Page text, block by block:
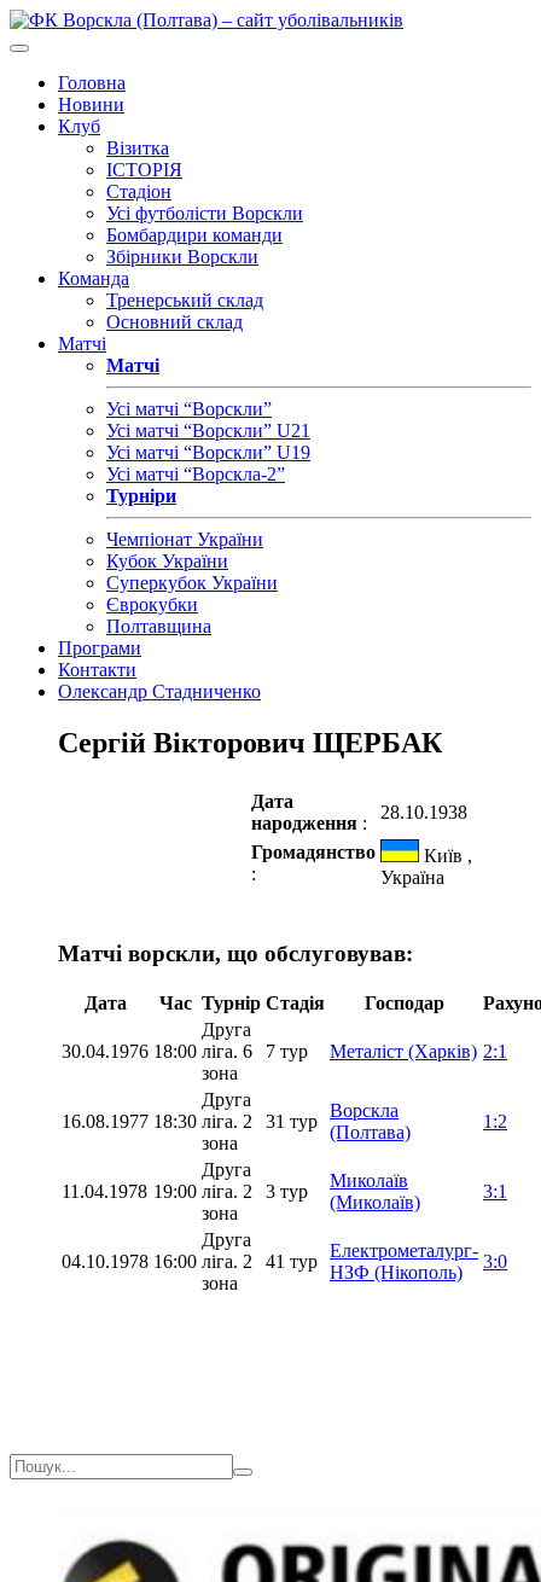
Головна
Новини
Клуб
Візитка
ІСТОРІЯ
Стадіон
Усі футболісти Ворскли
Бомбардири команди
Збірники Ворскли
Команда
Тренерський склад
Основний склад
Матчі
Матчі
Усі матчі “Ворскли”
Усі матчі “Ворскли” U21
Усі матчі “Ворскли” U19
Усі матчі “Ворскла-2”
Турніри
Чемпіонат України
Кубок України
Суперкубок України
Єврокубки
Полтавщина
Програми
Контакти
Олександр Стадниченко
Сергій Вікторович ЩЕРБАК
Дата
народження :
28.10.1938
Громадянство
:
Київ ,
Україна
Матчі ворскли, що обслуговував:
Дата Час Турнір Стадія Господар
30.04.1976 18:00
Друга
ліга. 6
зона
7 тур Металіст (Харків) 2:1
16.08.1977 18:30
Друга
ліга. 2
зона
31 тур
Ворскла
(Полтава)
1:2
11.04.1978 19:00
Друга
ліга. 2
зона
3 тур
Миколаїв
(Миколаїв)
3:1
04.10.1978 16:00
Друга
ліга. 2
зона
41 тур
Електрометалург-
НЗФ (Нікополь)
3:0